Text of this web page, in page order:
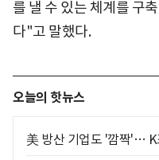
를 낼 수 있는 체계를 구
다"고 말했다.
오늘의 핫뉴스
美 방산 기업도 '깜짝'… K